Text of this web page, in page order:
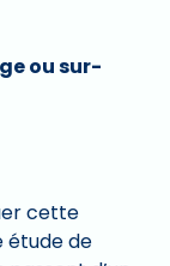
ou sur-
cette
étude de